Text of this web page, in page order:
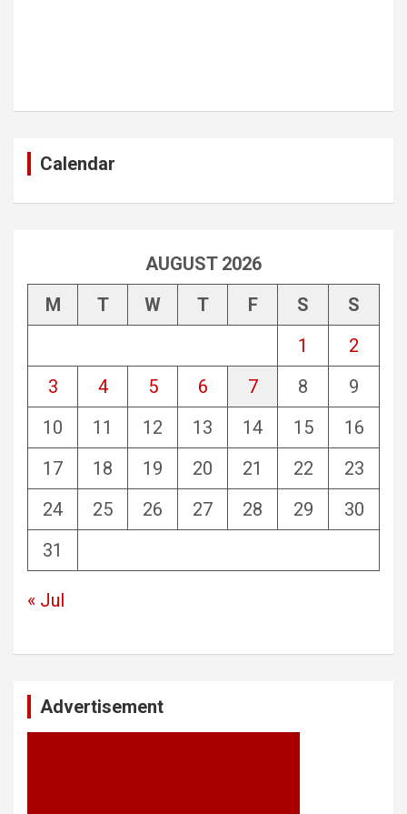
Calendar
AUGUST 2026
M
T W T F S
S
1
2
3
4 5 6 7 8
9
10
11 12 13 14 15
16
17
18 19 20 21 22
23
24
25 26 27 28 29
30
31
« Jul
Advertisement